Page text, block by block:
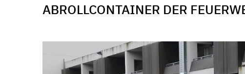
ABROLLCONTAINER DER